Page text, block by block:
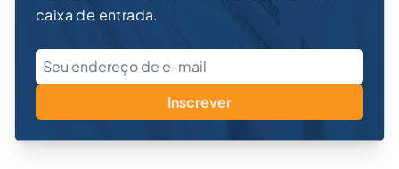
caixa de entrada.
Inscrever